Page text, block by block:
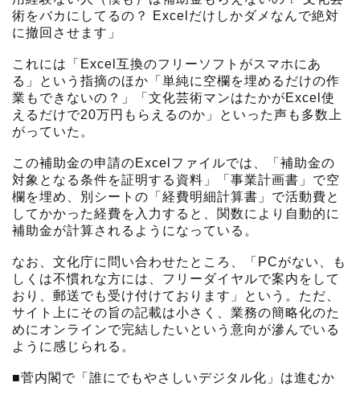
術をバカにしてるの？ Excelだけしかダメなんで絶対
に撤回させます」
これには「Excel互換のフリーソフトがスマホにあ
る」という指摘のほか「単純に空欄を埋めるだけの作
業もできないの？」「文化芸術マンはたかがExcel使
えるだけで20万円もらえるのか」といった声も多数上
がっていた。
この補助金の申請のExcelファイルでは、「補助金の
対象となる条件を証明する資料」「事業計画書」で空
欄を埋め、別シートの「経費明細計算書」で活動費と
してかかった経費を入力すると、関数により自動的に
補助金が計算されるようになっている。
なお、文化庁に問い合わせたところ、「PCがない、も
しくは不慣れな方には、フリーダイヤルで案内をして
おり、郵送でも受け付けております」という。ただ、
サイト上にその旨の記載は小さく、業務の簡略化のた
めにオンラインで完結したいという意向が滲んでいる
ように感じられる。
■菅内閣で「誰にでもやさしいデジタル化」は進むか